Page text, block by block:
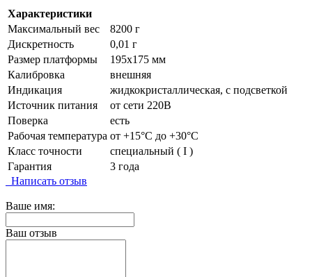
Характеристики
Максимальный вес
8200 г
Дискретность
0,01 г
Размер платформы
195х175 мм
Калибровка
внешняя
Индикация
жидкокристаллическая, с подсветкой
Источник питания
от сети 220В
Поверка
есть
Рабочая температура от +15°C до +30°C
Класс точности
специальный ( I )
Гарантия
3 года
Написать отзыв
Ваше имя:
Ваш отзыв